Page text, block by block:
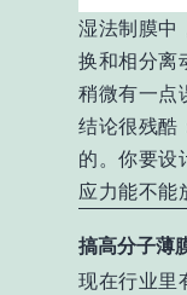
湿法制膜中
换和相分离
稍微有一点
结论很残酷
的。你要设
应力能不能
搞高分子薄
现在行业里